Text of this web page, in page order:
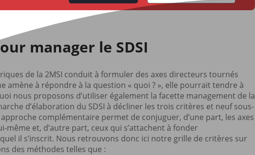
manager le SDSI
de la 2MSI conduit à formuler des axes directeurs tournés
amène à répondre à la question « quoi ? », elle pourrait tendre à
nous proposons d’utiliser également la facette management de la
d’élaboration du SDSI à décliner les trois critères et neuf sous-
complémentaire permet de conjuguer, d’une part, les axes
et, d’autre part, ceux qui s’attachent à fonder
il s’inscrit. Nous retrouvons donc ici notre grille de critères sur
des méthodes telles que :